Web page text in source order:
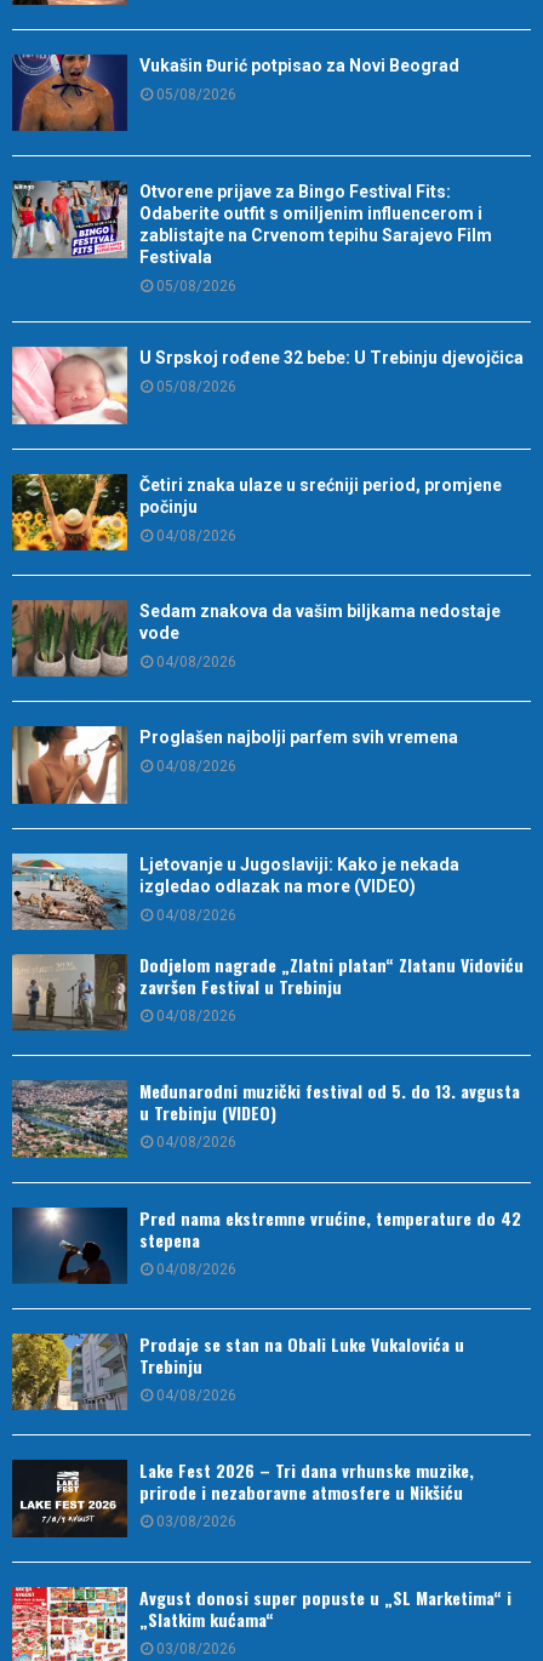
Vukašin Đurić potpisao za Novi Beograd
05/08/2026
Otvorene prijave za Bingo Festival Fits:
Odaberite outfit s omiljenim influencerom i
zablistajte na Crvenom tepihu Sarajevo Film
Festivala
05/08/2026
U Srpskoj rođene 32 bebe: U Trebinju djevojčica
05/08/2026
Četiri znaka ulaze u srećniji period, promjene
počinju
04/08/2026
Sedam znakova da vašim biljkama nedostaje
vode
04/08/2026
Proglašen najbolji parfem svih vremena
04/08/2026
Ljetovanje u Jugoslaviji: Kako je nekada
izgledao odlazak na more (VIDEO)
04/08/2026
Dodjelom nagrade „Zlatni platan“ Zlatanu Vidoviću
završen Festival u Trebinju
04/08/2026
Međunarodni muzički festival od 5. do 13. avgusta
u Trebinju (VIDEO)
04/08/2026
Pred nama ekstremne vrućine, temperature do 42
stepena
04/08/2026
Prodaje se stan na Obali Luke Vukalovića u
Trebinju
04/08/2026
Lake Fest 2026 – Tri dana vrhunske muzike,
prirode i nezaboravne atmosfere u Nikšiću
03/08/2026
Avgust donosi super popuste u „SL Marketima“ i
„Slatkim kućama“
03/08/2026